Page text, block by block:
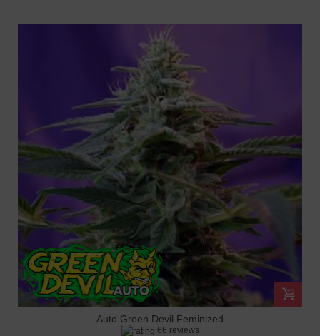
Auto Green Devil Feminized
66 reviews